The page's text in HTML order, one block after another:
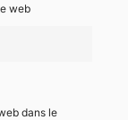
web
dans le